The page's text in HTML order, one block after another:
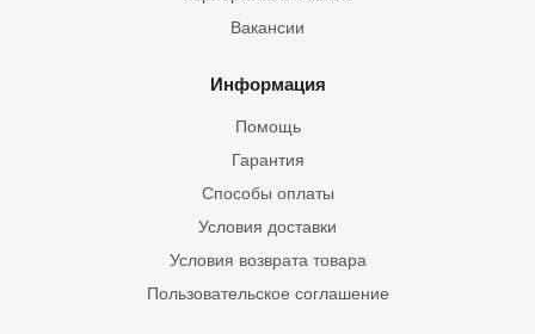
Вакансии
Информация
Помощь
Гарантия
Способы оплаты
Условия доставки
Условия возврата товара
Пользовательское соглашение